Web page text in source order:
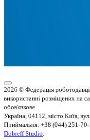
2026 © Федерація
використанні розміщених на
обов'язкове
Україна, 04112, місто Київ,
Приймальня: +38 (044) 251-
Dobreff Studio